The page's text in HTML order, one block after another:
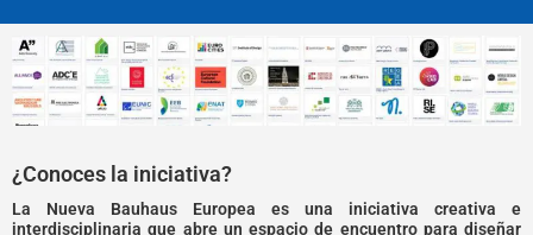
¿Conoces la iniciativa?
La Nueva Bauhaus Europea es una iniciativa creativa e
interdisciplinaria que abre un espacio de encuentro para diseñar